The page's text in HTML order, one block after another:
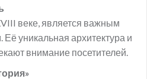
веке, является важным
уникальная архитектура и
внимание посетителей.